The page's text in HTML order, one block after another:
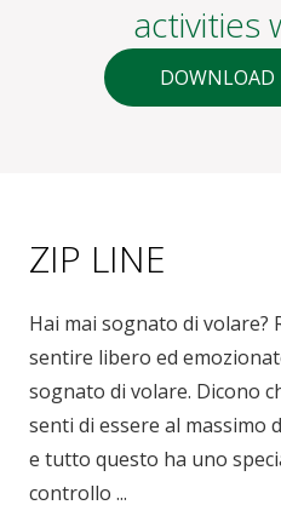
activities
DOWNLOAD
ZIP LINE
Hai mai sognato di
sentire libero ed
sognato di volare. Dicono
senti di essere al massimo
e tutto questo ha uno
controllo ...